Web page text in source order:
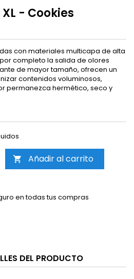
- Cookies
con materiales multicapa de alta
completo la salida de olores
de mayor tamaño, ofrecen un
contenidos voluminosos,
permanezca hermético, seco y
 Añadir al carrito
en todas tus compras
DEL PRODUCTO